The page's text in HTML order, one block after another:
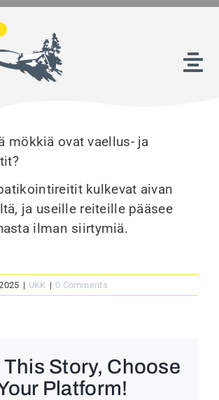
Syötteellä
mökkiä ovat vaellus- ja
kulkevat aivan
ja useille reiteille pääsee
ilman siirtymiä.
| UKK | 0 Comments
This Story, Choose
Platform!